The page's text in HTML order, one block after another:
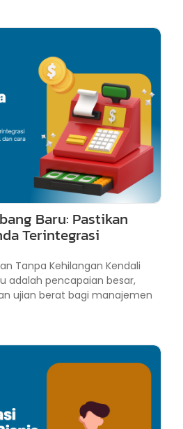
Baru: Pastikan
Terintegrasi
Tanpa Kehilangan Kendali
adalah pencapaian besar,
ujian berat bagi manajemen